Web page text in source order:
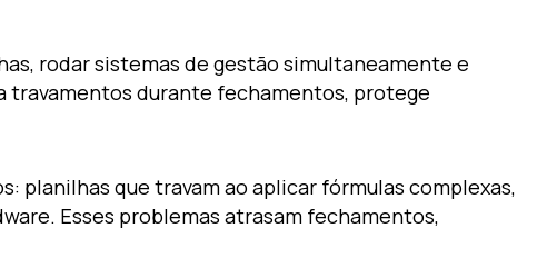
rodar sistemas de gestão simultaneamente e
travamentos durante fechamentos, protege
planilhas que travam ao aplicar fórmulas complexas,
Esses problemas atrasam fechamentos,